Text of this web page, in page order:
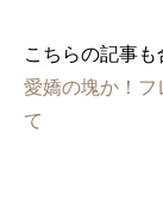
こちらの記事も
愛嬌の塊か！
て